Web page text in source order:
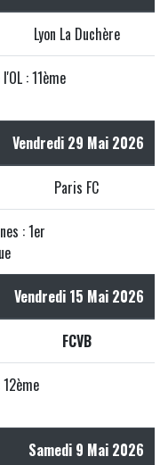
Lyon La Duchère
: 11ème
Vendredi 29 Mai 2026
Paris FC
: 1er
Vendredi 15 Mai 2026
FCVB
Samedi 9 Mai 2026